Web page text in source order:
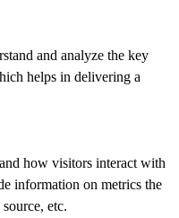
and analyze the key
helps in delivering a
how visitors interact with
information on metrics the
etc.